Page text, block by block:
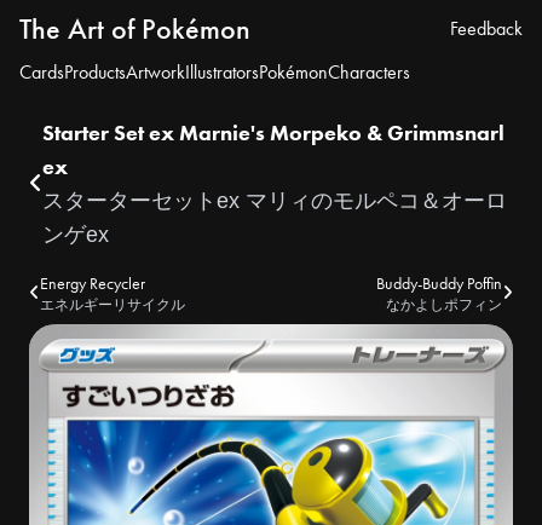
The Art of Pokémon
CardsProductsArtworkIllustratorsPokémonCharacters
Feedback
Starter Set ex Marnie's Morpeko & Grimmsnarl
ex
スターターセットex マリィのモルペコ＆オーロ
ンゲex
Energy Recycler
エネルギーリサイクル
Buddy-Buddy Poffin
なかよしポフィン